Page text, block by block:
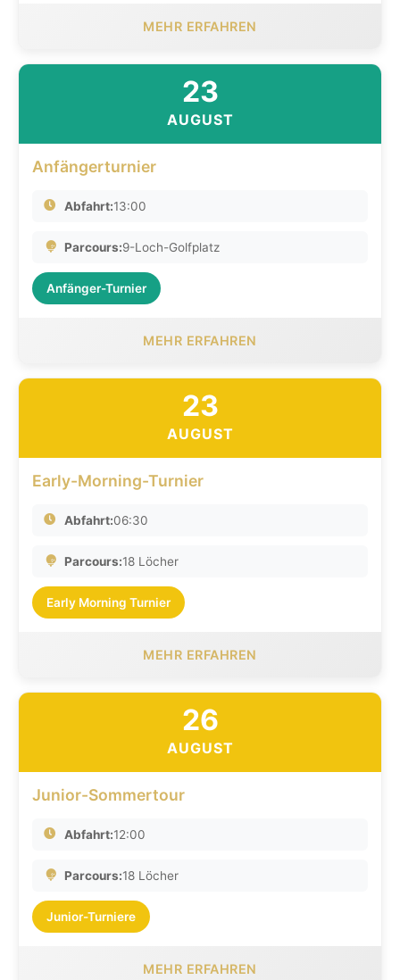
MEHR ERFAHREN
23
AUGUST
Anfängerturnier
Abfahrt:13:00
Parcours:9-Loch-Golfplatz
Anfänger-Turnier
MEHR ERFAHREN
23
AUGUST
Early-Morning-Turnier
Abfahrt:06:30
Parcours:18 Löcher
Early Morning Turnier
MEHR ERFAHREN
26
AUGUST
Junior-Sommertour
Abfahrt:12:00
Parcours:18 Löcher
Junior-Turniere
MEHR ERFAHREN